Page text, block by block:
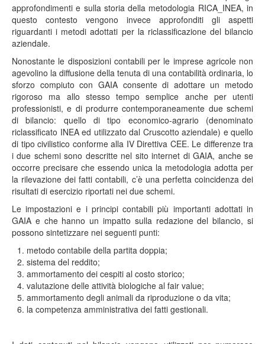
approfondimenti e sulla storia della metodologia RICA_INEA, in
questo contesto vengono invece approfonditi gli aspetti
riguardanti i metodi adottati per la riclassificazione del bilancio
aziendale.
Nonostante le disposizioni contabili per le imprese agricole non
agevolino la diffusione della tenuta di una contabilità ordinaria, lo
sforzo compiuto con GAIA consente di adottare un metodo
rigoroso ma allo stesso tempo semplice anche per utenti
professionisti, e di produrre contemporaneamente due schemi
di bilancio: quello di tipo economico-agrario (denominato
riclassificato INEA ed utilizzato dal Cruscotto aziendale) e quello
di tipo civilistico conforme alla IV Direttiva CEE. Le differenze tra
i due schemi sono descritte nel sito internet di GAIA, anche se
occorre precisare che essendo unica la metodologia adotta per
la rilevazione dei fatti contabili, c’è una perfetta coincidenza dei
risultati di esercizio riportati nei due schemi.
Le impostazioni e i principi contabili più importanti adottati in
GAIA e che hanno un impatto sulla redazione del bilancio, si
possono sintetizzare nei seguenti punti:
metodo contabile della partita doppia;
sistema del reddito;
ammortamento dei cespiti al costo storico;
valutazione delle attività biologiche al fair value;
ammortamento degli animali da riproduzione o da vita;
la competenza amministrativa dei fatti gestionali.